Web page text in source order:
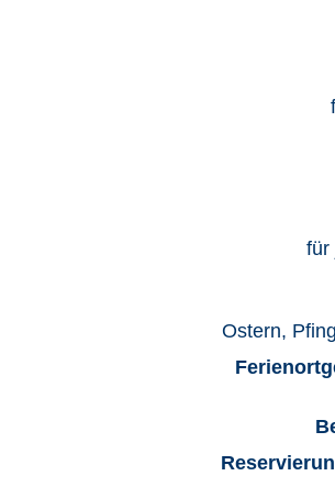
für
Ostern,